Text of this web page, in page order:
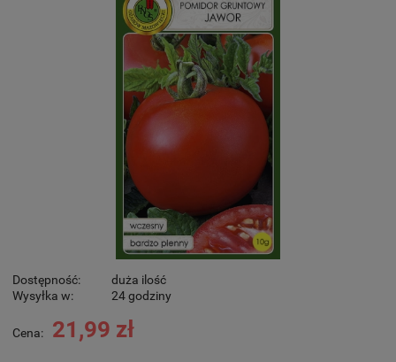
Dostępność:
duża ilość
Wysyłka w:
24 godziny
Cena: 21,99 zł